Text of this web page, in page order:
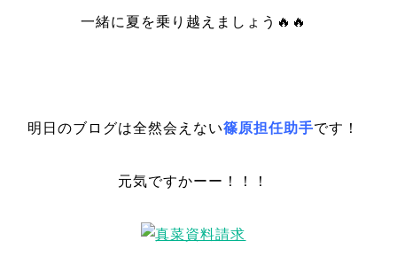
一緒に夏を乗り越えましょう🔥🔥
明日のブログは全然会えない篠原担任助手です！
元気ですかーー！！！